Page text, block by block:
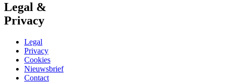
Legal &
Privacy
Legal
Privacy
Cookies
Nieuwsbrief
Contact